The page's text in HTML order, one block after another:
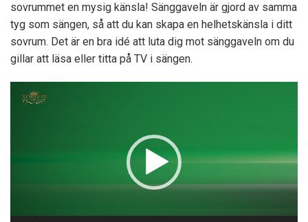
sovrummet en mysig känsla! Sänggaveln är gjord av samma
tyg som sängen, så att du kan skapa en helhetskänsla i ditt
sovrum. Det är en bra idé att luta dig mot sänggaveln om du
gillar att läsa eller titta på TV i sängen.
Videospelare